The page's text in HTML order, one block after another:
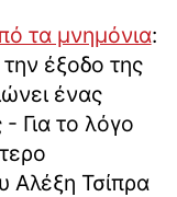
τα μνημόνια:
έξοδο της
ένας
Για το λόγο
Αλέξη Τσίπρα